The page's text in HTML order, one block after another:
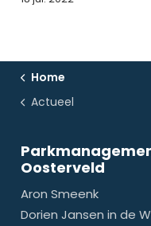
Home
Actueel
Oosterveld
Aron Smeenk
Dorien Jansen in de